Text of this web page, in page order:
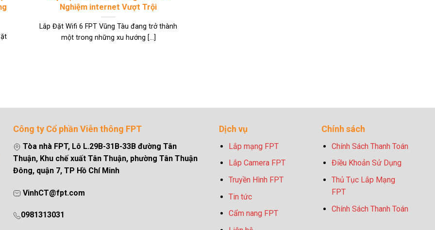
Nghiệm internet Vượt Trội
Lắp Đặt Wifi 6 FPT Vũng Tàu đang trở thành
một trong những xu hướng [...]
Công ty Cổ phần Viễn thông FPT
Tòa nhà FPT, Lô L.29B-31B-33B đường Tân
Thuận, Khu chế xuất Tân Thuận, phường Tân Thuận
Đông, quận 7, TP Hồ Chí Minh
VinhCT@fpt.com
0981313031
Dịch vụ
Lắp mạng FPT
Lắp Camera FPT
Truyền Hình FPT
Tin tức
Cẩm nang FPT
Chính sách
Chính Sách Thanh Toán
Điều Khoản Sử Dụng
Thủ Tục Lắp Mạng
FPT
Chính Sách Thanh Toán